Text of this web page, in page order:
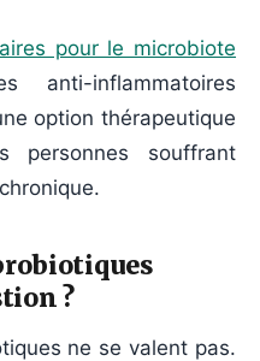
pour le microbiote
anti-inflammatoires
option thérapeutique
personnes souffrant
?
ne se valent pas.